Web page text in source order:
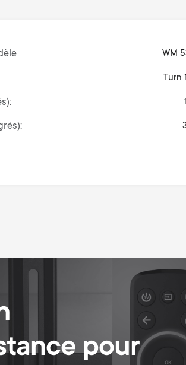
WM
Turn
pour